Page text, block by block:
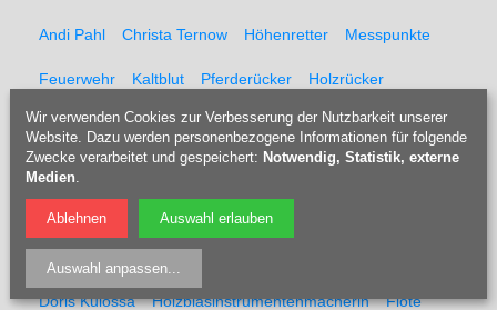
Andi Pahl Christa Ternow Höhenretter Messpunkte
Feuerwehr Kaltblut Pferderücker Holzrücker
Udo Berner Förster Marcel Müller Pferd Forst
Tippelsberg Jubiläumsfeier Solidaritätsfest
Rainer Einenkel Hennes Bender
Doris Kulossa Holzblasinstrumentenmacherin Flöte
Wir verwenden Cookies zur Verbesserung der Nutzbarkeit unserer
Website. Dazu werden personenbezogene Informationen für folgende
Zwecke verarbeitet und gespeichert: Notwendig, Statistik, externe
Medien.
Ablehnen Auswahl erlauben
Auswahl anpassen...